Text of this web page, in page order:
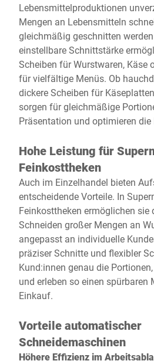
Lebensmittelproduktionen
Mengen an Lebensmitteln
gleichmäßig geschnitten
einstellbare Schnittstärke
Scheiben für Wurstwaren, Käse
für vielfältige Menüs. Ob
dickere Scheiben für
sorgen für gleichmäßige
Präsentation und optimieren
Hohe Leistung für
Feinkosttheken
Auch im Einzelhandel bieten
entscheidende Vorteile. In
Feinkosttheken ermöglichen sie
Schneiden großer Mengen an
angepasst an individuelle
präziser Schnitte und flexibler
Kund:innen genau die
und erleben so einen spürbaren
Einkauf.
Vorteile automatischer
Schneidemaschinen
Höhere Effizienz im